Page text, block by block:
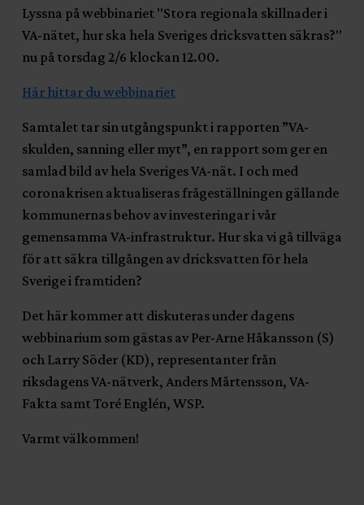
Lyssna på webbinariet "Stora regionala skillnader i
VA-nätet, hur ska hela Sveriges dricksvatten säkras?"
nu på torsdag 2/6 klockan 12.00.
Här hittar du webbinariet
Samtalet tar sin utgångspunkt i rapporten ”VA-
skulden, sanning eller myt”, en rapport som ger en
samlad bild av hela Sveriges VA-nät. I och med
coronakrisen aktualiseras frågeställningen gällande
kommunernas behov av investeringar i vår
gemensamma VA-infrastruktur. Hur ska vi gå tillväga
för att säkra tillgången av dricksvatten för hela
Sverige i framtiden?
Det här kommer att diskuteras under dagens
webbinarium som gästas av Per-Arne Håkansson (S)
och Larry Söder (KD), representanter från
riksdagens VA-nätverk, Anders Mårtensson, VA-
Fakta samt Toré Englén, WSP.
Varmt välkommen!